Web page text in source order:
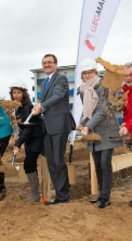
TEAM
STELLEN